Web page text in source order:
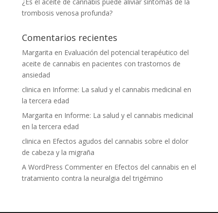
trombosis venosa profunda?
Comentarios recientes
Margarita en Evaluación del potencial terapéutico del
aceite de cannabis en pacientes con trastornos de
ansiedad
clinica en Informe: La salud y el cannabis medicinal en
la tercera edad
Margarita en Informe: La salud y el cannabis medicinal
en la tercera edad
clinica en Efectos agudos del cannabis sobre el dolor
de cabeza y la migraña
A WordPress Commenteren Efectos del cannabis en el
tratamiento contra la neuralgia del trigémino